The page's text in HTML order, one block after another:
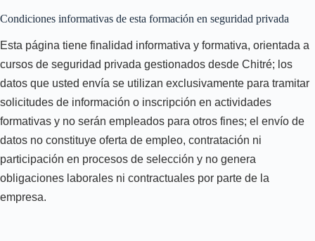
Condiciones informativas de esta formación en seguridad privada
Esta página tiene finalidad informativa y formativa, orientada a
cursos de seguridad privada gestionados desde Chitré; los
datos que usted envía se utilizan exclusivamente para tramitar
solicitudes de información o inscripción en actividades
formativas y no serán empleados para otros fines; el envío de
datos no constituye oferta de empleo, contratación ni
participación en procesos de selección y no genera
obligaciones laborales ni contractuales por parte de la
empresa.